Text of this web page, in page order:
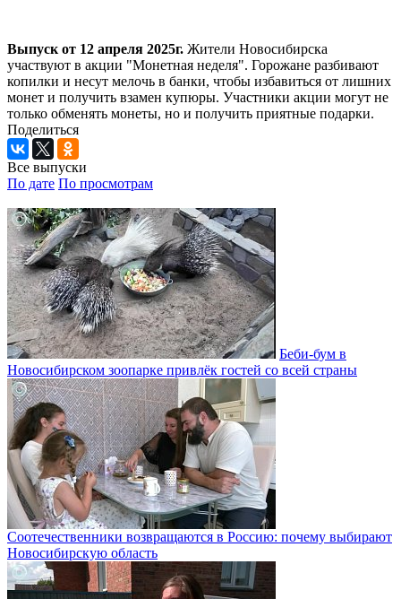
Выпуск от 12 апреля 2025г. Жители Новосибирска
участвуют в акции "Монетная неделя". Горожане разбивают
копилки и несут мелочь в банки, чтобы избавиться от лишних
монет и получить взамен купюры. Участники акции могут не
только обменять монеты, но и получить приятные подарки.
Поделиться
Все выпуски
По дате По просмотрам
Беби-бум в
Новосибирском зоопарке привлёк гостей со всей страны
Соотечественники возвращаются в Россию: почему выбирают
Новосибирскую область